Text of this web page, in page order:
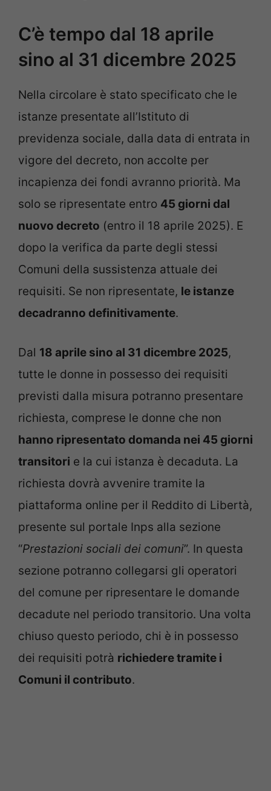
C’è tempo dal 18 aprile
sino al 31 dicembre 2025
Nella circolare è stato specificato che le
istanze presentate all’Istituto di
previdenza sociale, dalla data di entrata in
vigore del decreto, non accolte per
incapienza dei fondi avranno priorità. Ma
solo se ripresentate entro 45 giorni dal
nuovo decreto (entro il 18 aprile 2025). E
dopo la verifica da parte degli stessi
Comuni della sussistenza attuale dei
requisiti. Se non ripresentate, le istanze
decadranno definitivamente.
Dal 18 aprile sino al 31 dicembre 2025,
tutte le donne in possesso dei requisiti
previsti dalla misura potranno presentare
richiesta, comprese le donne che non
hanno ripresentato domanda nei 45 giorni
transitori e la cui istanza è decaduta. La
richiesta dovrà avvenire tramite la
piattaforma online per il Reddito di Libertà,
presente sul portale Inps alla sezione
“Prestazioni sociali dei comuni”. In questa
sezione potranno collegarsi gli operatori
del comune per ripresentare le domande
decadute nel periodo transitorio. Una volta
chiuso questo periodo, chi è in possesso
dei requisiti potrà richiedere tramite i
Comuni il contributo.